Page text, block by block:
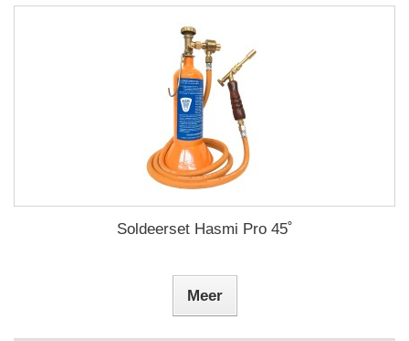
Soldeerset Hasmi Pro 45˚
Meer